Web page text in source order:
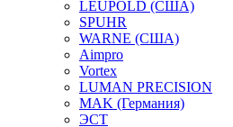
LEUPOLD (США)
SPUHR
WARNE (США)
Aimpro
Vortex
LUMAN PRECISION
MAK (Германия)
ЭСТ